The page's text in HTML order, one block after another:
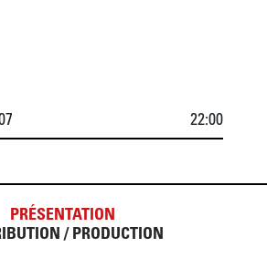
22:00
PRÉSENTATION
/ PRODUCTION